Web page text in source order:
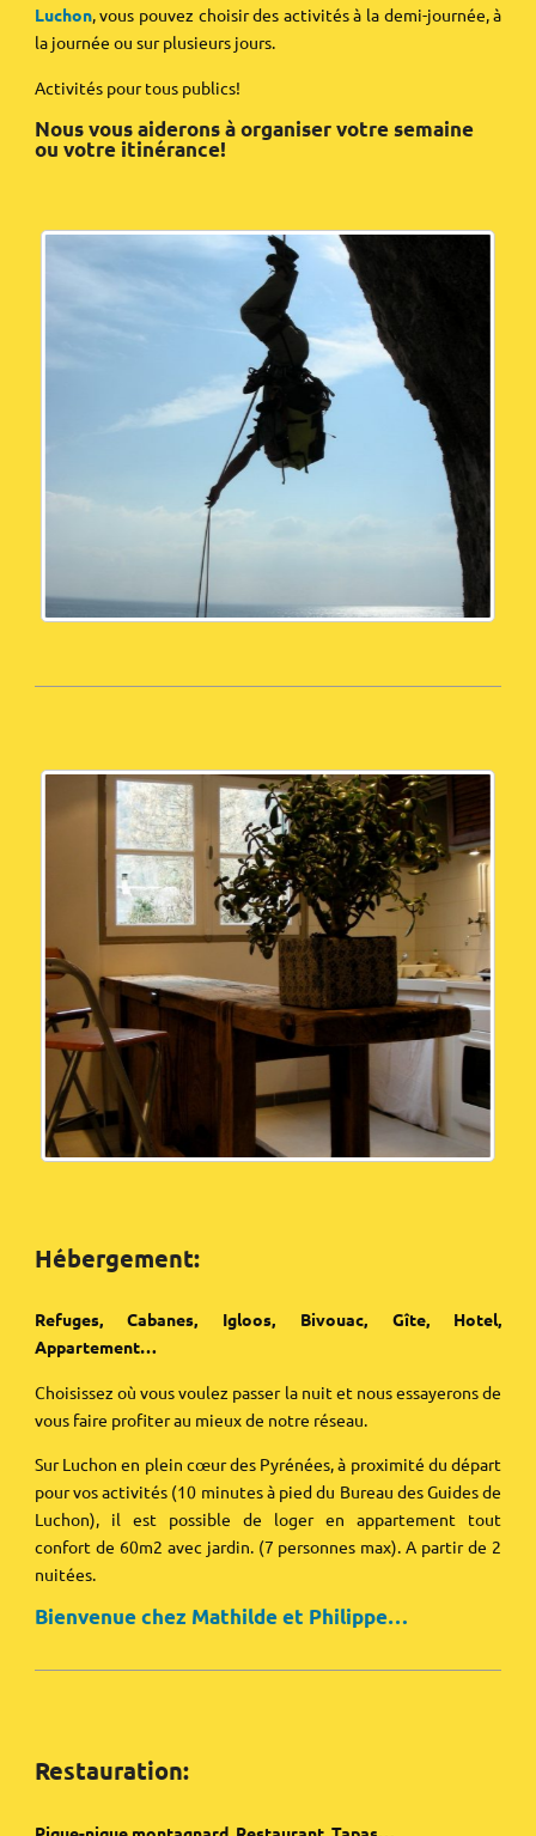
Luchon, vous pouvez choisir des activités à la demi-journée, à
la journée ou sur plusieurs jours.
Activités pour tous publics!
Nous vous aiderons à organiser votre semaine
ou votre itinérance!
Hébergement:
Refuges, Cabanes, Igloos, Bivouac, Gîte, Hotel,
Appartement…
Choisissez où vous voulez passer la nuit et nous essayerons de
vous faire profiter au mieux de notre réseau.
Sur Luchon en plein cœur des Pyrénées, à proximité du départ
pour vos activités (10 minutes à pied du Bureau des Guides de
Luchon), il est possible de loger en appartement tout
confort de 60m2 avec jardin. (7 personnes max). A partir de 2
nuitées.
Bienvenue chez Mathilde et Philippe…
Restauration: